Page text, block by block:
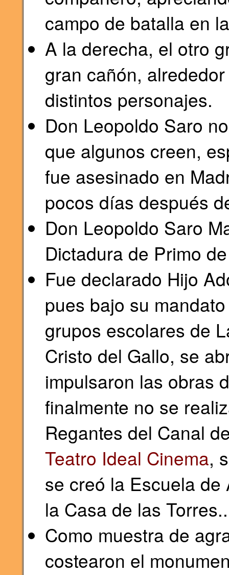
campo de batalla en
A la derecha, el otro
gran cañón,
distintos personajes.
Don Leopoldo Saro
que algunos creen,
fue asesinado en
pocos días después
Don Leopoldo Saro
Dictadura de Primo
Fue declarado Hijo
pues bajo su
grupos escolares de
Cristo del Gallo, se
impulsaron las obras
finalmente no se
Regantes del Canal
Teatro Ideal Cinema,
se creó la Escuela
la Casa de las
Como muestra de
costearon el